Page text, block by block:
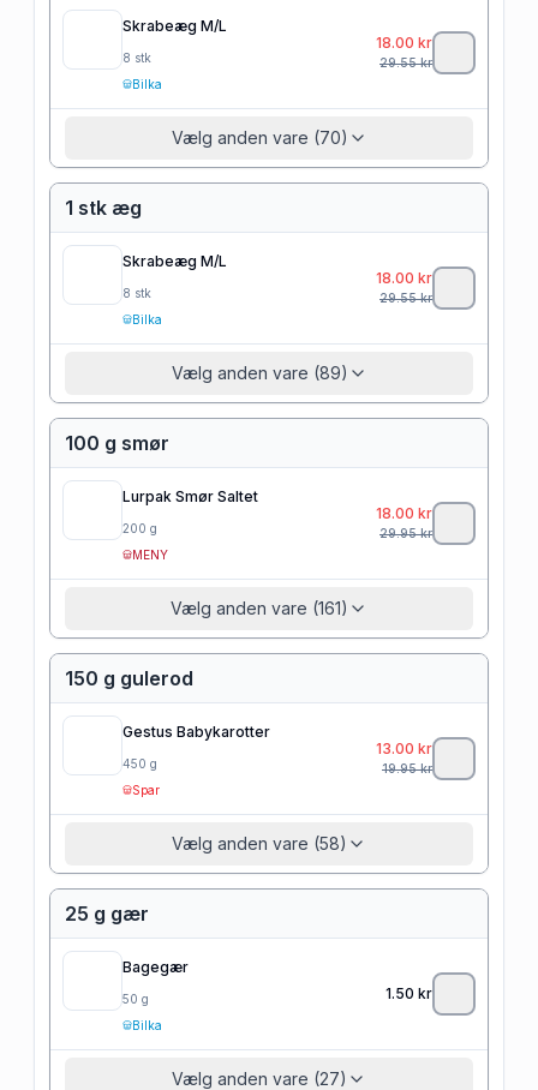
Skrabeæg M/L
8 stk
Bilka
18.00 kr
29.55kr
Vælg anden vare (70)
1 stk æg
Skrabeæg M/L
8 stk
Bilka
18.00 kr
29.55kr
Vælg anden vare (89)
100 g smør
Lurpak Smør Saltet
200 g
MENY
18.00 kr
29.95kr
Vælg anden vare (161)
150 g gulerod
Gestus Babykarotter
450 g
Spar
13.00 kr
19.95kr
Vælg anden vare (58)
25 g gær
Bagegær
50 g
Bilka
1.50 kr
Vælg anden vare (27)